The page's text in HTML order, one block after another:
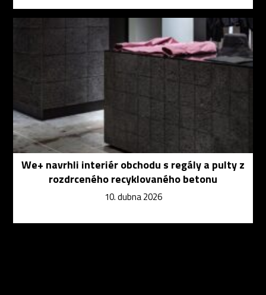
We+ navrhli interiér obchodu s regály a pulty z
rozdrceného recyklovaného betonu
10. dubna 2026